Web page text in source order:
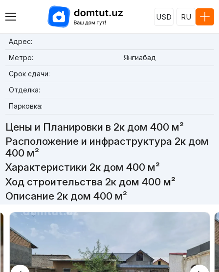
USD RU
Адрес:
Метро:
Янгиабад
Срок сдачи:
Отделка:
Парковка:
Цены и Планировки в 2к дом 400 м²
Расположение и инфраструктура 2к дом
400 м²
Характеристики 2к дом 400 м²
Ход строительства 2к дом 400 м²
Описание 2к дом 400 м²